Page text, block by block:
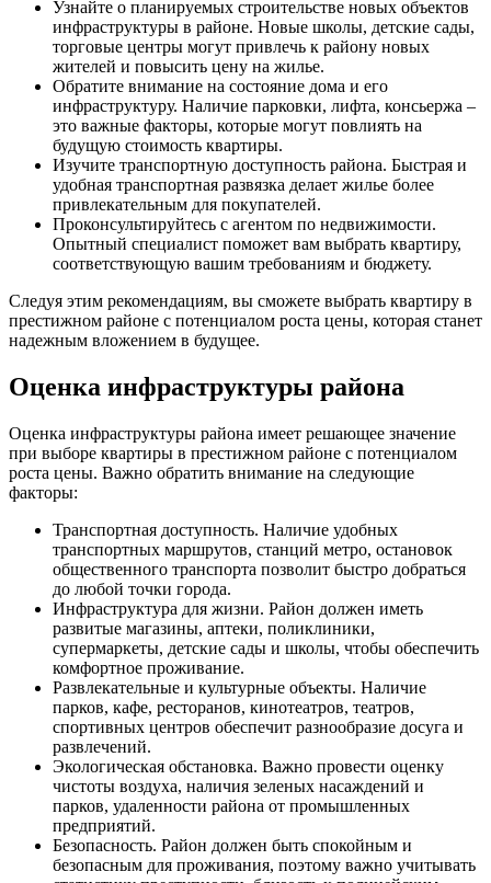
Узнайте о планируемых строительстве новых объектов
инфраструктуры в районе. Новые школы, детские сады,
торговые центры могут привлечь к району новых
жителей и повысить цену на жилье.
Обратите внимание на состояние дома и его
инфраструктуру. Наличие парковки, лифта, консьержа –
это важные факторы, которые могут повлиять на
будущую стоимость квартиры.
Изучите транспортную доступность района. Быстрая и
удобная транспортная развязка делает жилье более
привлекательным для покупателей.
Проконсультируйтесь с агентом по недвижимости.
Опытный специалист поможет вам выбрать квартиру,
соответствующую вашим требованиям и бюджету.
Следуя этим рекомендациям, вы сможете выбрать квартиру в
престижном районе с потенциалом роста цены, которая станет
надежным вложением в будущее.
Оценка инфраструктуры района
Оценка инфраструктуры района имеет решающее значение
при выборе квартиры в престижном районе с потенциалом
роста цены. Важно обратить внимание на следующие
факторы:
Транспортная доступность. Наличие удобных
транспортных маршрутов, станций метро, остановок
общественного транспорта позволит быстро добраться
до любой точки города.
Инфраструктура для жизни. Район должен иметь
развитые магазины, аптеки, поликлиники,
супермаркеты, детские сады и школы, чтобы обеспечить
комфортное проживание.
Развлекательные и культурные объекты. Наличие
парков, кафе, ресторанов, кинотеатров, театров,
спортивных центров обеспечит разнообразие досуга и
развлечений.
Экологическая обстановка. Важно провести оценку
чистоты воздуха, наличия зеленых насаждений и
парков, удаленности района от промышленных
предприятий.
Безопасность. Район должен быть спокойным и
безопасным для проживания, поэтому важно учитывать